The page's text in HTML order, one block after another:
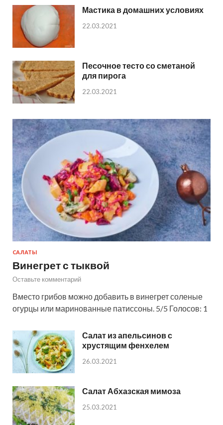
Мастика в домашних условиях
22.03.2021
Песочное тесто со сметаной
для пирога
22.03.2021
САЛАТЫ
Винегрет с тыквой
Оставьте комментарий
Вместо грибов можно добавить в винегрет соленые
огурцы или маринованные патиссоны. 5/5 Голосов: 1
Салат из апельсинов с
хрустящим фенхелем
26.03.2021
Салат Абхазская мимоза
25.03.2021